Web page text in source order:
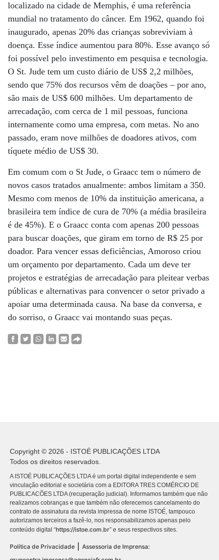
localizado na cidade de Memphis, é uma referência
mundial no tratamento do câncer. Em 1962, quando foi
inaugurado, apenas 20% das crianças sobreviviam à
doença. Esse índice aumentou para 80%. Esse avanço só
foi possível pelo investimento em pesquisa e tecnologia.
O St. Jude tem um custo diário de US$ 2,2 milhões,
sendo que 75% dos recursos vêm de doações – por ano,
são mais de US$ 600 milhões. Um departamento de
arrecadação, com cerca de 1 mil pessoas, funciona
internamente como uma empresa, com metas. No ano
passado, eram nove milhões de doadores ativos, com
tíquete médio de US$ 30.
Em comum com o St Jude, o Graacc tem o número de
novos casos tratados anualmente: ambos limitam a 350.
Mesmo com menos de 10% da instituição americana, a
brasileira tem índice de cura de 70% (a média brasileira
é de 45%). E o Graacc conta com apenas 200 pessoas
para buscar doações, que giram em torno de R$ 25 por
doador. Para vencer essas deficiências, Amoroso criou
um orçamento por departamento. Cada um deve ter
projetos e estratégias de arrecadação para pleitear verbas
públicas e alternativas para convencer o setor privado a
apoiar uma determinada causa. Na base da conversa, e
do sorriso, o Graacc vai montando suas peças.
Copyright © 2026 - ISTOÉ PUBLICAÇÕES LTDA
Todos os direitos reservados.
A ISTOÉ PUBLICAÇÕES LTDA é um portal digital independente e sem
vinculação editorial e societária com a EDITORA TRES COMÉRCIO DE
PUBLICACÕES LTDA (recuperação judicial). Informamos também que não
realizamos cobranças e que também não oferecemos cancelamento do
contrato de assinatura da revista impressa de nome ISTOÉ, tampouco
autorizamos terceiros a fazê-lo, nos responsabilizamos apenas pelo
conteúdo digital “https://istoe.com.br” e seus respectivos sites.
Política de Privacidade
Assessoria de Imprensa: